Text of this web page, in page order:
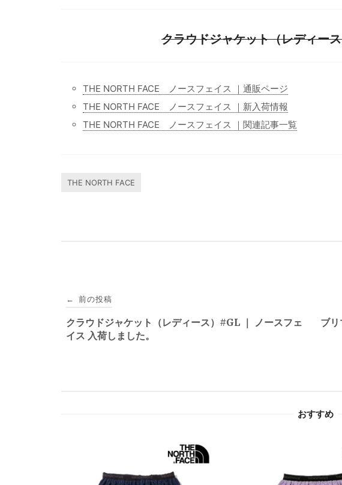
クラウドジャケット（レディー
THE NORTH FACE ノースフェイス ｜通販ページ
THE NORTH FACE ノースフェイス ｜新入荷情報
THE NORTH FACE ノースフェイス ｜関連記事一覧
THE NORTH FACE
稿
ナ
← 前の投稿
クラウドジャケット（レディース）#GL ｜ ノースフェ
イス 入荷しました。
ブ
おすすめ